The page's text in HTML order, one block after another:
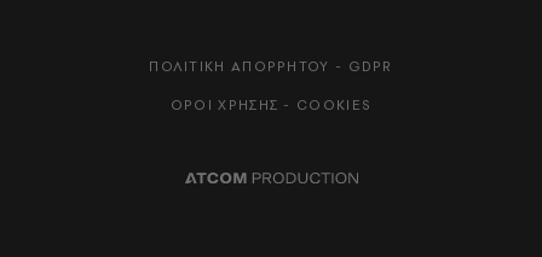
ΠΟΛΙΤΙΚΗ ΑΠΟΡΡΗΤΟΥ - GDPR
ΟΡΟΙ ΧΡΗΣΗΣ - COOKIES